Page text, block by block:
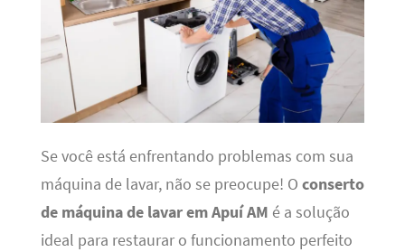
Se você está enfrentando problemas com sua
máquina de lavar, não se preocupe! O conserto
de máquina de lavar em Apuí AM é a solução
ideal para restaurar o funcionamento perfeito